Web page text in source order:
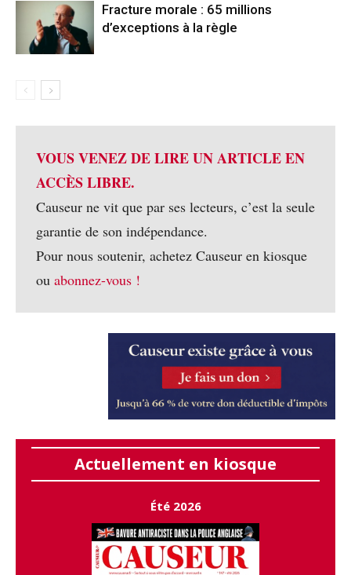
Fracture morale : 65 millions
d’exceptions à la règle
VOUS VENEZ DE LIRE UN ARTICLE EN
ACCÈS LIBRE.
Causeur ne vit que par ses lecteurs, c’est la seule
garantie de son indépendance.
Pour nous soutenir, achetez Causeur en kiosque
ou abonnez-vous !
Actuellement en kiosque
Été 2026